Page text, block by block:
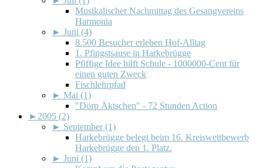
Musikalischer Nachmittag des Gesangvereins
Harmonia
► Juni (4)
8.500 Besucher erleben Hof-Alltag
1. Pfingstsause in Harkebrügge
Pfiffige Idee hilft Schule - 1000000-Cent für
einen guten Zweck
Fischlehrpfad
► Mai (1)
"Dörp Äktschen" - 72 Stunden Action
► 2005 (2)
► September (1)
Harkebrügge belegt beim 16. Kreiswettbewerb
Harkebrügge den 1. Platz.
► Juni (1)